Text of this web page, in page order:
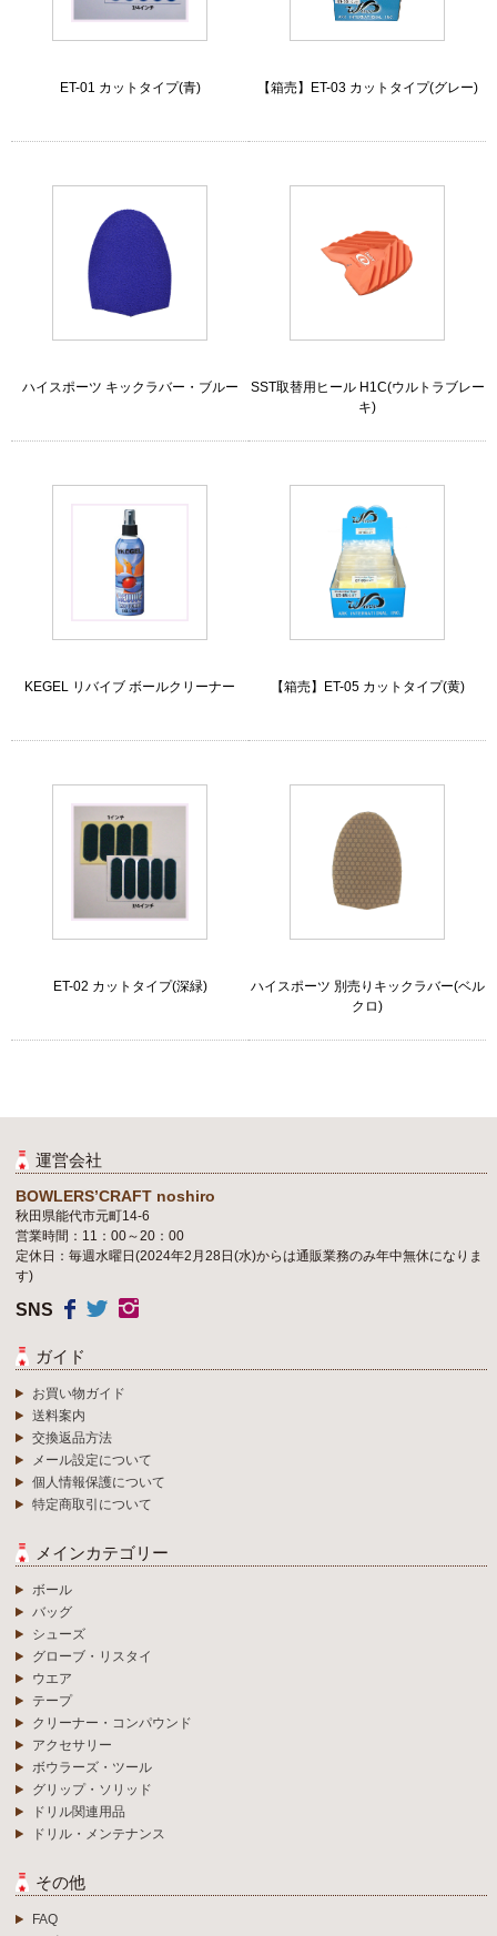
ET-01 カットタイプ(青) 【箱売】ET-03 カットタイプ(グレー)
ハイスポーツ キックラバー・ブルー
SST取替用ヒール H1C(ウルトラブレー
キ)
KEGEL リバイブ ボールクリーナー 【箱売】ET-05 カットタイプ(黄)
ET-02 カットタイプ(深緑)
ハイスポーツ 別売りキックラバー(ベル
クロ)
運営会社
BOWLERS’CRAFT noshiro
秋田県能代市元町14-6
営業時間：11：00～20：00
定休日：毎週水曜日(2024年2月28日(水)からは通販業務のみ年中無休になりま
す)
SNS
ガイド
お買い物ガイド
送料案内
交換返品方法
メール設定について
個人情報保護について
特定商取引について
メインカテゴリー
ボール
バッグ
シューズ
グローブ・リスタイ
ウエア
テープ
クリーナー・コンパウンド
アクセサリー
ボウラーズ・ツール
グリップ・ソリッド
ドリル関連用品
ドリル・メンテナンス
その他
FAQ